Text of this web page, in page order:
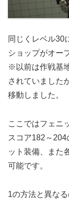
同じくレベル30
ショップがオー
※以前は作戦基
されていました
移動しました。
ここではフェニ
スコア182～
ット装備、また
可能です。
1の方法と異な